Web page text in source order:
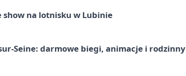
show na lotnisku w Lubinie
Seine: darmowe biegi, animacje i rodzinny